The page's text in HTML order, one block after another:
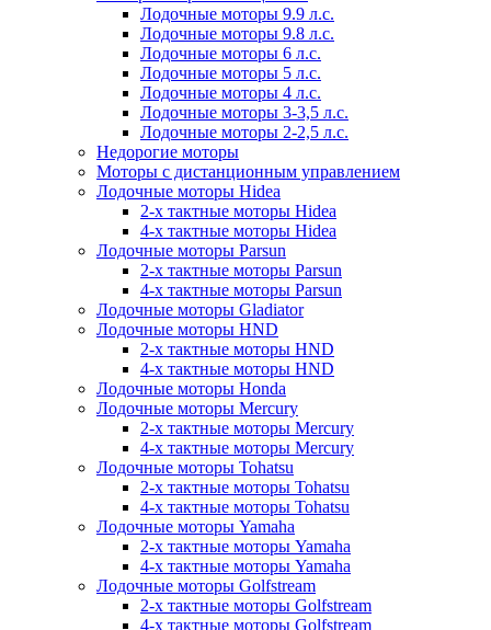
Лодочные моторы 9.9 л.с.
Лодочные моторы 9.8 л.с.
Лодочные моторы 6 л.с.
Лодочные моторы 5 л.с.
Лодочные моторы 4 л.с.
Лодочные моторы 3-3,5 л.с.
Лодочные моторы 2-2,5 л.с.
Недорогие моторы
Моторы с дистанционным управлением
Лодочные моторы Hidea
2-х тактные моторы Hidea
4-х тактные моторы Hidea
Лодочные моторы Parsun
2-х тактные моторы Parsun
4-х тактные моторы Parsun
Лодочные моторы Gladiator
Лодочные моторы HND
2-х тактные моторы HND
4-х тактные моторы HND
Лодочные моторы Honda
Лодочные моторы Mercury
2-х тактные моторы Mercury
4-х тактные моторы Mercury
Лодочные моторы Tohatsu
2-х тактные моторы Tohatsu
4-х тактные моторы Tohatsu
Лодочные моторы Yamaha
2-х тактные моторы Yamaha
4-х тактные моторы Yamaha
Лодочные моторы Golfstream
2-х тактные моторы Golfstream
4-х тактные моторы Golfstream